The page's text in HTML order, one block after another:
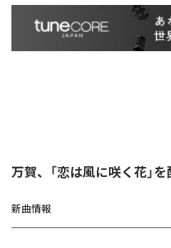
万賀、「恋は風に咲く花」
新曲情報